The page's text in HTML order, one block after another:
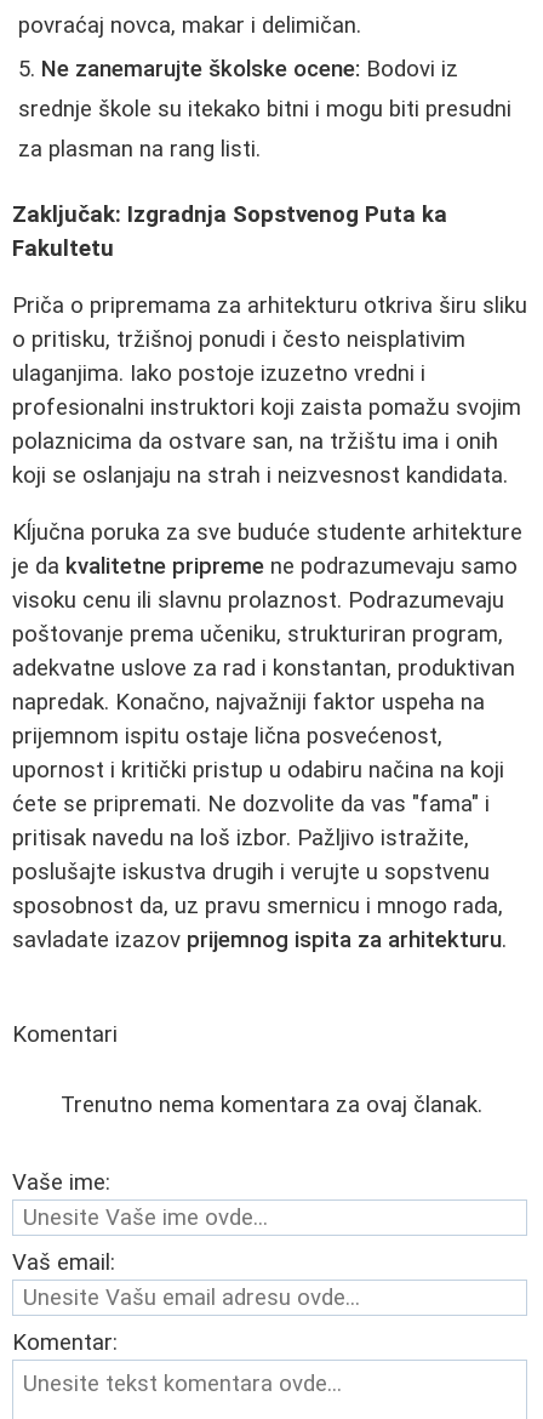
povraćaj novca, makar i delimičan.
Ne zanemarujte školske ocene: Bodovi iz
srednje škole su itekako bitni i mogu biti presudni
za plasman na rang listi.
Zaključak: Izgradnja Sopstvenog Puta ka
Fakultetu
Priča o pripremama za arhitekturu otkriva širu sliku
o pritisku, tržišnoj ponudi i često neisplativim
ulaganjima. Iako postoje izuzetno vredni i
profesionalni instruktori koji zaista pomažu svojim
polaznicima da ostvare san, na tržištu ima i onih
koji se oslanjaju na strah i neizvesnost kandidata.
Kĺjučna poruka za sve buduće studente arhitekture
je da kvalitetne pripreme ne podrazumevaju samo
visoku cenu ili slavnu prolaznost. Podrazumevaju
poštovanje prema učeniku, strukturiran program,
adekvatne uslove za rad i konstantan, produktivan
napredak. Konačno, najvažniji faktor uspeha na
prijemnom ispitu ostaje lična posvećenost,
upornost i kritički pristup u odabiru načina na koji
ćete se pripremati. Ne dozvolite da vas "fama" i
pritisak navedu na loš izbor. Pažljivo istražite,
poslušajte iskustva drugih i verujte u sopstvenu
sposobnost da, uz pravu smernicu i mnogo rada,
savladate izazov prijemnog ispita za arhitekturu.
Komentari
Trenutno nema komentara za ovaj članak.
Vaše ime:
Vaš email:
Komentar: